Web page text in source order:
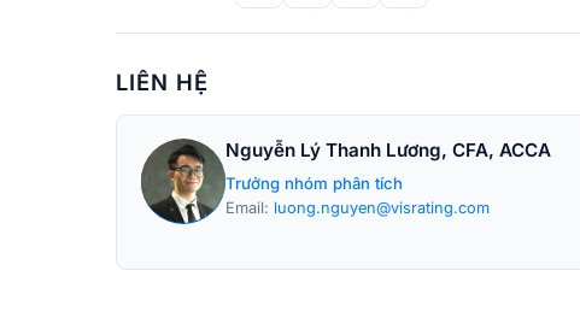
LIÊN HỆ
Nguyễn Lý Thanh Lương, CFA, ACCA
Trưởng nhóm phân tích
Email: luong.nguyen@visrating.com